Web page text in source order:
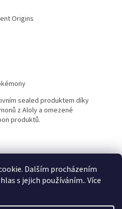
Dalším procházením
s jejich používáním.. Více
Origins
sealed produktem díky
z Aloly a omezené
produktů.